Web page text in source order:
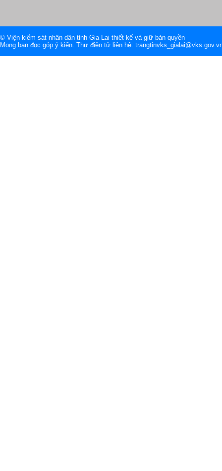
© Viện kiểm sát nhân dân tỉnh Gia Lai thiết kế và giữ bản quyền
Mong bạn đọc góp ý kiến. Thư điện tử liên hệ: